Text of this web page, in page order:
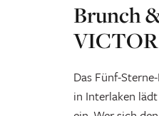
Brunch
Das Fünf-
in Interlaken